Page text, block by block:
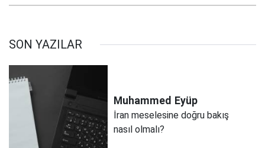
SON YAZILAR
Muhammed Eyüp
İran meselesine doğru bakış
nasıl olmalı?